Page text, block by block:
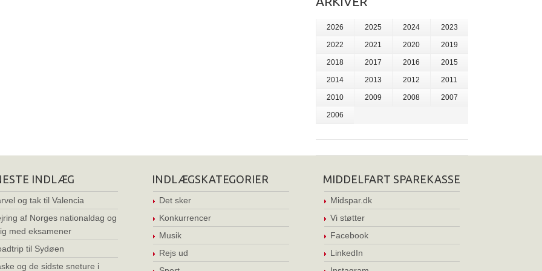
2026 2025 2024 2023
2022 2021 2020 2019
2018 2017 2016 2015
2014 2013 2012 2011
2010 2009 2008 2007
2006
INDLÆG
og tak til Valencia
af Norges nationaldag og
med eksamener
til Sydøen
og de sidste sneture i
INDLÆGSKATEGORIER
Det sker
Konkurrencer
Musik
Rejs ud
MIDDELFART SPAREKASSE
Midspar.dk
Vi støtter
Facebook
LinkedIn